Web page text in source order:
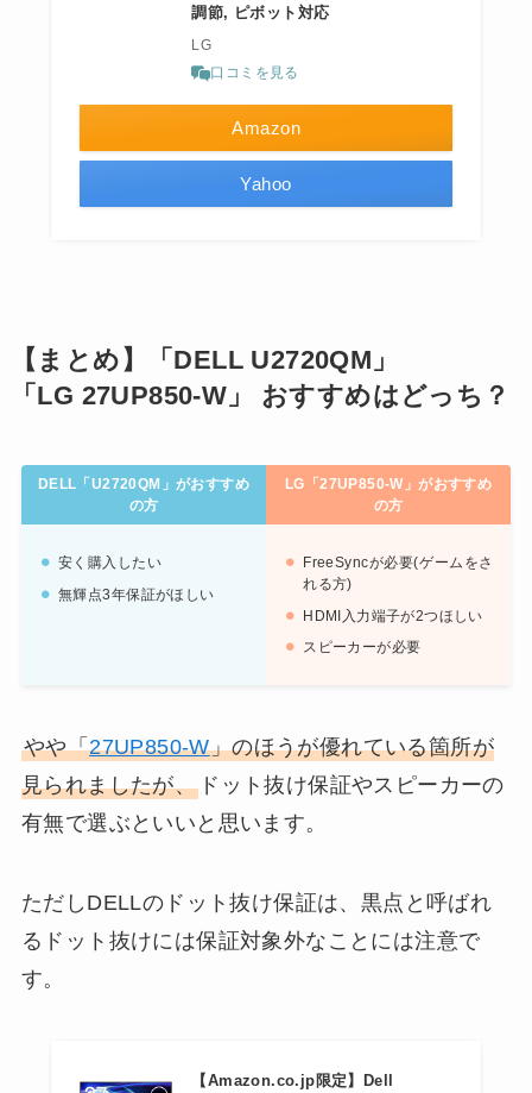
調節, ピボット対応
LG
口コミを見る
Amazon
Yahoo
【まとめ】「DELL U2720QM」
「LG 27UP850-W」 おすすめはどっち？
DELL「U2720QM」がおすすめ
の方
LG「27UP850-W」がおすすめ
の方
安く購入したい
無輝点3年保証がほしい
FreeSyncが必要(ゲームをさ
れる方)
HDMI入力端子が2つほしい
スピーカーが必要
やや「27UP850-W」のほうが優れている箇所が
見られましたが、 ドット抜け保証やスピーカーの
有無で選ぶといいと思います。
ただしDELLのドット抜け保証は、黒点と呼ばれ
るドット抜けには保証対象外なことには注意で
す。
【Amazon.co.jp限定】Dell